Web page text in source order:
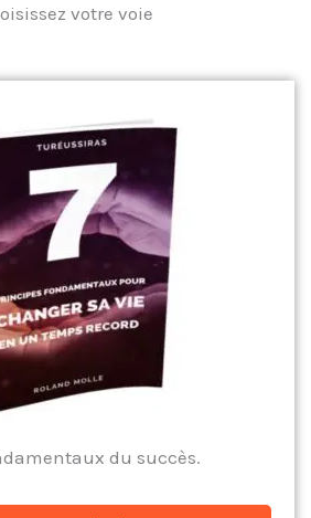
votre voie
du succès.